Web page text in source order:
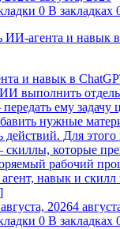
0 В закладках
и навык в
выполнить
ему задачу
нужные
действий. Для
которые
рабочий
агент, навык и
20264
0 В закладках